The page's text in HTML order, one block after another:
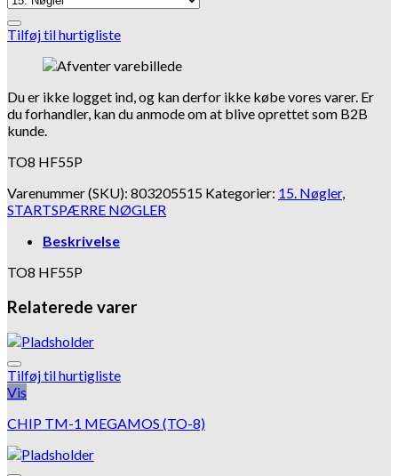
Tilføj til hurtigliste
Du er ikke logget ind, og kan derfor ikke købe vores varer. Er
du forhandler, kan du anmode om at blive oprettet som B2B
kunde.
TO8 HF55P
Varenummer (SKU): 803205515 Kategorier: 15. Nøgler,
STARTSPÆRRE NØGLER
Beskrivelse
TO8 HF55P
Relaterede varer
Tilføj til hurtigliste
Vis
CHIP TM-1 MEGAMOS (TO-8)